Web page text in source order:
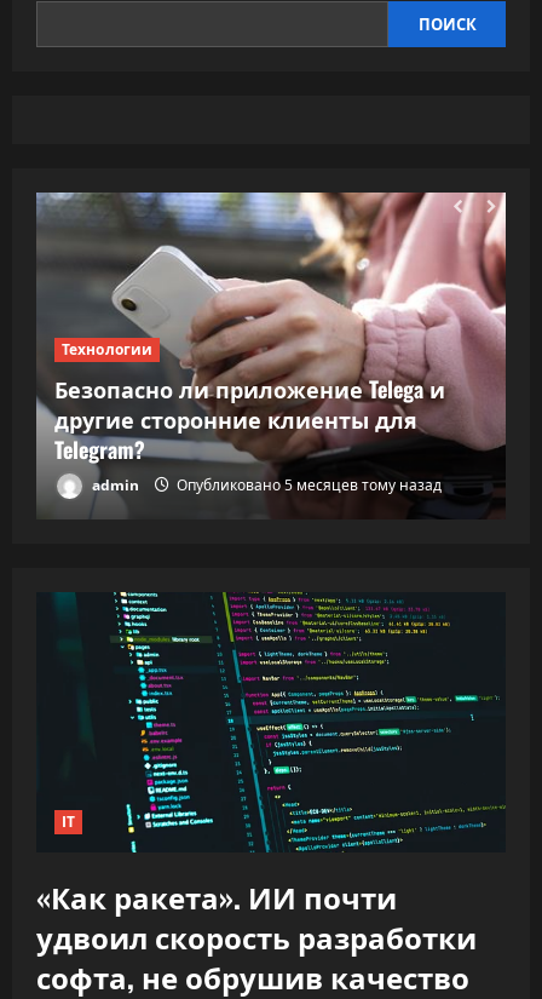
ПОИСК
Технологии
Безопасно ли приложение Telega и
другие сторонние клиенты для
Telegram?
admin Опубликовано 5 месяцев тому назад
IT
«Как ракета». ИИ почти
удвоил скорость разработки
софта, не обрушив качество